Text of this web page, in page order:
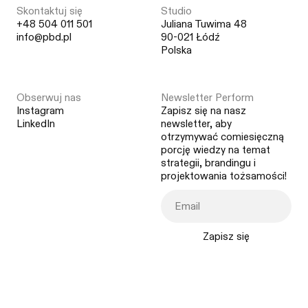
Skontaktuj się
+48 504 011 501
info@pbd.pl
Studio
Juliana Tuwima 48
90-021 Łódź
Polska
Obserwuj nas
Instagram
LinkedIn
Newsletter Perform
Zapisz się na nasz
newsletter, aby
otrzymywać comiesięczną
porcję wiedzy na temat
strategii, brandingu i
projektowania tożsamości!
Zapisz się